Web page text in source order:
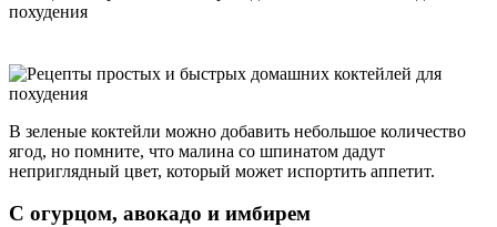
В зеленые коктейли можно добавить небольшое количество
ягод, но помните, что малина со шпинатом дадут
неприглядный цвет, который может испортить аппетит.
С огурцом, авокадо и имбирем